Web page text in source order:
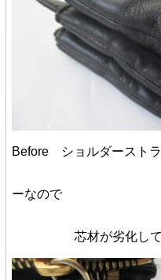
Before ショルダースト
ーなので
芯材が劣化してい